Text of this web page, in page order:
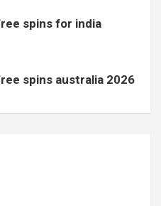
spins for india
spins australia 2026